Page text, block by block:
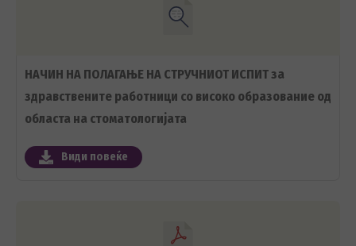
НАЧИН НА ПОЛАГАЊЕ НА СТРУЧНИОТ ИСПИТ за
здравствените работници со високо образование од
областа на стоматологијата
Види повеќе